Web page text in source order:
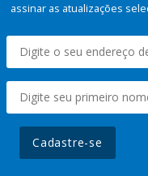
assinar as atualizações
Cadastre-se